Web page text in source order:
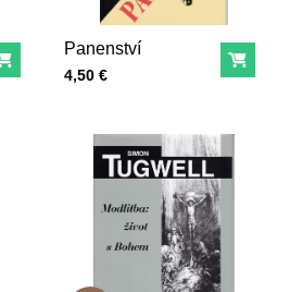
Do košíka
Panenství
Cena s DPH
4,50 € Do